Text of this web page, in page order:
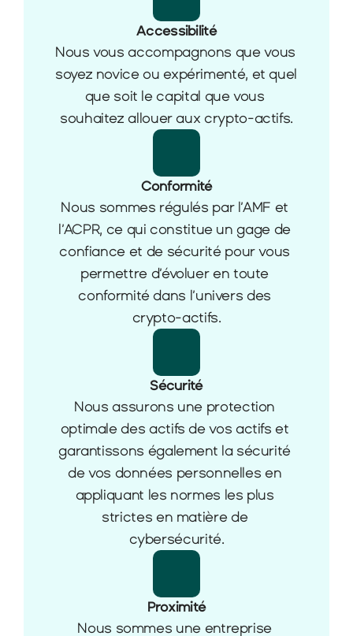
Accessibilité
Nous vous accompagnons que vous
soyez novice ou expérimenté, et quel
que soit le capital que vous
souhaitez allouer aux crypto-actifs.
Conformité
Nous sommes régulés par l’AMF et
l’ACPR, ce qui constitue un gage de
confiance et de sécurité pour vous
permettre d’évoluer en toute
conformité dans l’univers des
crypto-actifs.
Sécurité
Nous assurons une protection
optimale des actifs de vos actifs et
garantissons également la sécurité
de vos données personnelles en
appliquant les normes les plus
strictes en matière de
cybersécurité.
Proximité
Nous sommes une entreprise